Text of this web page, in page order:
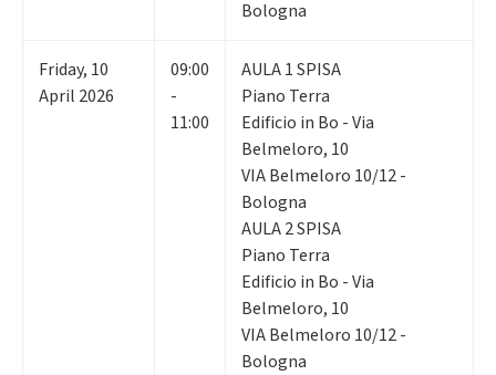
Bologna
Friday, 10
April 2026
09:00
-
11:00
AULA 1 SPISA
Piano Terra
Edificio in Bo - Via
Belmeloro, 10
VIA Belmeloro 10/12 -
Bologna
AULA 2 SPISA
Piano Terra
Edificio in Bo - Via
Belmeloro, 10
VIA Belmeloro 10/12 -
Bologna